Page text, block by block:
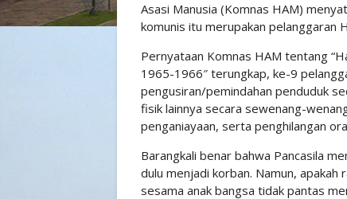
Asasi Manusia (Komnas HAM)
komunis itu merupakan pelanggaran
Pernyataan Komnas HAM tentang
1965-1966″ terungkap, ke-9
pengusiran/pemindahan penduduk
fisik lainnya secara sewenang-
penganiayaan, serta penghilangan
Barangkali benar bahwa Pancasila
dulu menjadi korban. Namun,
sesama anak bangsa tidak pantas